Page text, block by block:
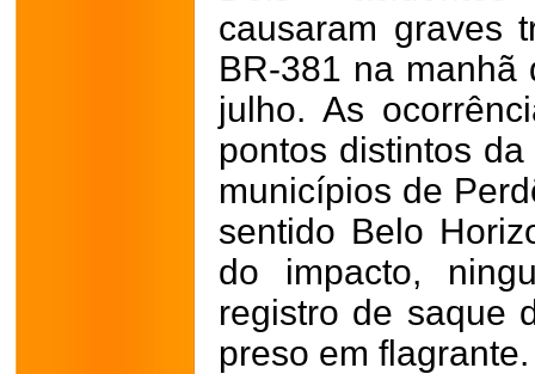
causaram graves
BR-381 na manhã
julho. As
pontos distintos
municípios de
sentido Belo
do impacto,
registro de saque
preso em flagrante.